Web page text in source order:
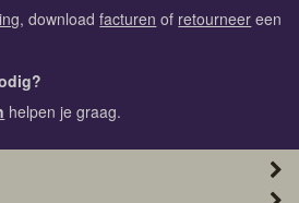
, downloadfacturen of retourneer een
helpen je graag.